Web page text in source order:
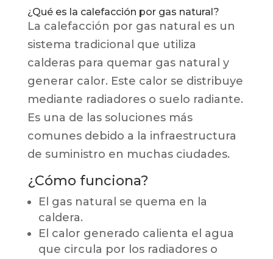
¿Qué es la calefacción por gas natural?
La calefacción por gas natural es un
sistema tradicional que utiliza
calderas para quemar gas natural y
generar calor. Este calor se distribuye
mediante radiadores o suelo radiante.
Es una de las soluciones más
comunes debido a la infraestructura
de suministro en muchas ciudades.
¿Cómo funciona?
El gas natural se quema en la
caldera.
El calor generado calienta el agua
que circula por los radiadores o